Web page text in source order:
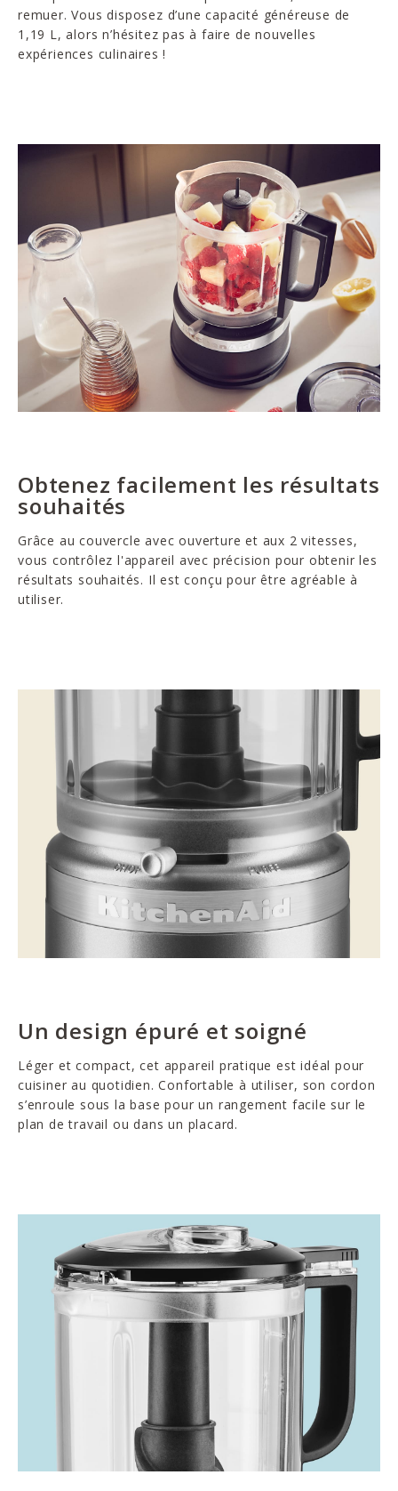
remuer. Vous disposez d’une capacité généreuse de
1,19 L, alors n’hésitez pas à faire de nouvelles
expériences culinaires !
Obtenez facilement les résultats
souhaités
Grâce au couvercle avec ouverture et aux 2 vitesses,
vous contrôlez l'appareil avec précision pour obtenir les
résultats souhaités. Il est conçu pour être agréable à
utiliser.
Un design épuré et soigné
Léger et compact, cet appareil pratique est idéal pour
cuisiner au quotidien. Confortable à utiliser, son cordon
s’enroule sous la base pour un rangement facile sur le
plan de travail ou dans un placard.